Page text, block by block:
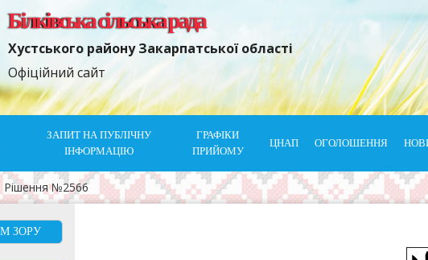
Білківська сільська рада
Хустського району Закарпатської області
Офіційний сайт
ЗАПИТ НА ПУБЛІЧНУ
ІНФОРМАЦІЮ
ГРАФІКИ
ПРИЙОМУ
ЦНАП ОГОЛОШЕННЯ
Рішення №2566
ЗОРУ